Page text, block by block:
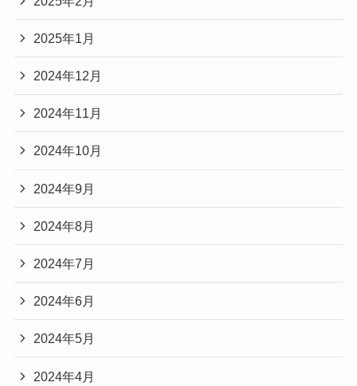
2025年1月
2024年12月
2024年11月
2024年10月
2024年9月
2024年8月
2024年7月
2024年6月
2024年5月
2024年4月